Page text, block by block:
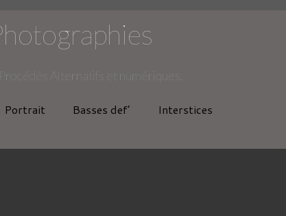
Procédés Alternatifs et numériques.
Portrait Basses def’
Interstices